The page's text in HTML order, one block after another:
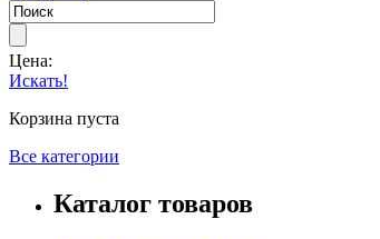
Цена:
Искать!
Корзина пуста
Все категории
Каталог товаров